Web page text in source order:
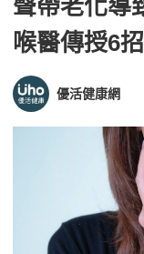
聲帶老化導
喉醫傳授6
優活健康網